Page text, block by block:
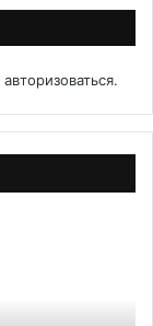
авторизоваться.